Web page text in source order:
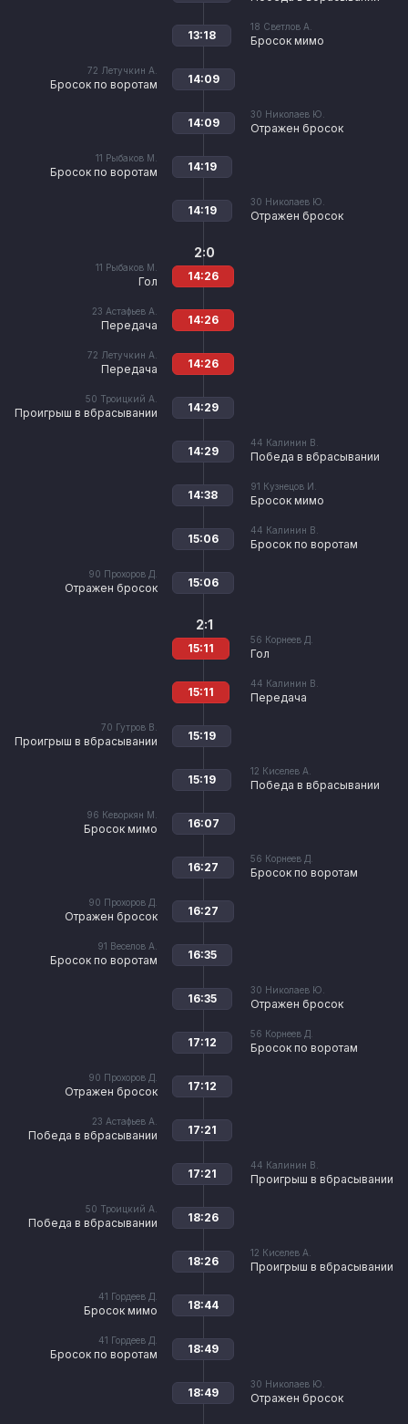
18 Светлов А.
Бросок мимо
13:18
72 Летучкин А.
Бросок по воротам 14:09
30 Николаев Ю.
Отражен бросок
14:09
11 Рыбаков М.
Бросок по воротам 14:19
30 Николаев Ю.
Отражен бросок
14:19
11 Рыбаков М.
Гол
2:0
14:26
23 Астафьев А.
Передача 14:26
72 Летучкин А.
Передача 14:26
50 Троицкий А.
Проигрыш в вбрасывании 14:29
44 Калинин В.
Победа в вбрасывании
14:29
91 Кузнецов И.
Бросок мимо
14:38
44 Калинин В.
Бросок по воротам
15:06
90 Прохоров Д.
Отражен бросок 15:06
56 Корнеев Д.
Гол
2:1
15:11
44 Калинин В.
Передача
15:11
70 Гутров В.
Проигрыш в вбрасывании 15:19
12 Киселев А.
Победа в вбрасывании
15:19
96 Кеворкян М.
Бросок мимо 16:07
56 Корнеев Д.
Бросок по воротам
16:27
90 Прохоров Д.
Отражен бросок 16:27
91 Веселов А.
Бросок по воротам 16:35
30 Николаев Ю.
Отражен бросок
16:35
56 Корнеев Д.
Бросок по воротам
17:12
90 Прохоров Д.
Отражен бросок 17:12
23 Астафьев А.
Победа в вбрасывании 17:21
44 Калинин В.
Проигрыш в вбрасывании
17:21
50 Троицкий А.
Победа в вбрасывании 18:26
12 Киселев А.
Проигрыш в вбрасывании
18:26
41 Гордеев Д.
Бросок мимо 18:44
41 Гордеев Д.
Бросок по воротам 18:49
30 Николаев Ю.
Отражен бросок
18:49